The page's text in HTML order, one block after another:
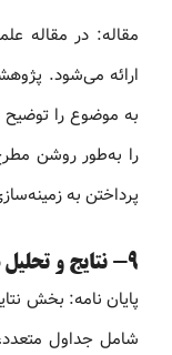
مقاله: در مقاله
ارائه می‌شود.
به موضوع را
را به‌طور روشن
پرداختن به
9- نتایج و تحلیل داده‌ها
پایان نامه: بخش
شامل جداول